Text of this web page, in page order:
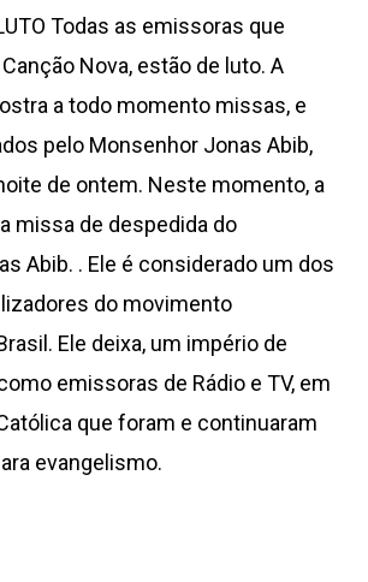
Todas as emissoras que
Nova, estão de luto. A
a todo momento missas, e
pelo Monsenhor Jonas Abib,
de ontem. Neste momento, a
missa de despedida do
Abib. . Ele é considerado um dos
do movimento
Ele deixa, um império de
emissoras de Rádio e TV, em
que foram e continuaram
evangelismo.